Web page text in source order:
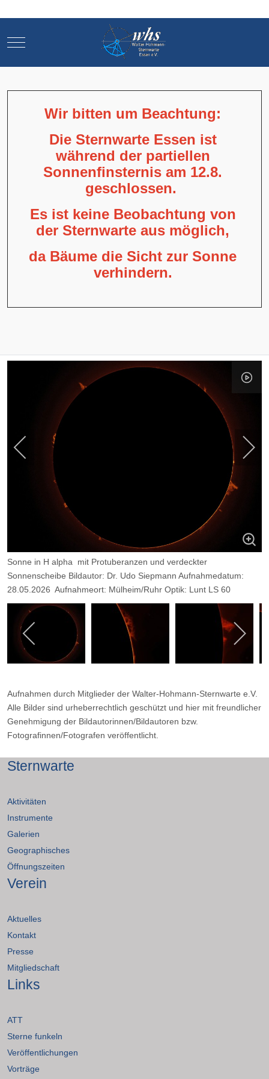
Mobile Menu Toggle
Wir bitten um Beachtung:
Die Sternwarte Essen ist
während der partiellen
Sonnenfinsternis am 12.8.
geschlossen.
Es ist keine Beobachtung von
der Sternwarte aus möglich,
da Bäume die Sicht zur Sonne
verhindern.
Sonne in H alpha mit Protuberanzen und verdeckter
Sonnenscheibe Bildautor: Dr. Udo Siepmann Aufnahmedatum:
28.05.2026 Aufnahmeort: Mülheim/Ruhr Optik: Lunt LS 60
Kamera: Player One Neptune M Belichtung: 2200 Frames, davon
Aufnahmen durch Mitglieder der Walter-Hohmann-Sternwarte e.V.
Alle Bilder sind urheberrechtlich geschützt und hier mit freundlicher
Genehmigung der Bildautorinnen/Bildautoren bzw.
Fotografinnen/Fotografen veröffentlicht.
Sternwarte
Aktivitäten
Instrumente
Galerien
Geographisches
Öffnungszeiten
Verein
Aktuelles
Kontakt
Presse
Mitgliedschaft
Links
ATT
Sterne funkeln
Veröffentlichungen
Vorträge